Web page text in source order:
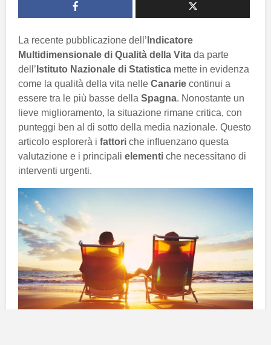
La recente pubblicazione dell’ Indicatore
Multidimensionale di Qualità della Vita da parte
dell’ Istituto Nazionale di Statistica mette in evidenza
come la qualità della vita nelle Canarie continui a
essere tra le più basse della Spagna. Nonostante un
lieve miglioramento, la situazione rimane critica, con
punteggi ben al di sotto della media nazionale. Questo
articolo esplorerà i fattori che influenzano questa
valutazione e i principali elementi che necessitano di
interventi urgenti.